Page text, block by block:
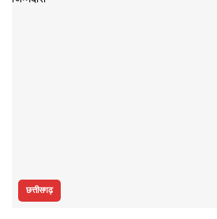
छत्तीसगढ़